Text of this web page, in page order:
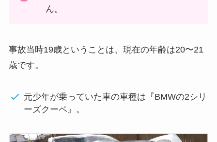
ん。
事故当時19歳ということは、現在の年齢は20〜21
歳です。
元少年が乗っていた車の車種は『BMWの2シリ
ーズクーペ』。